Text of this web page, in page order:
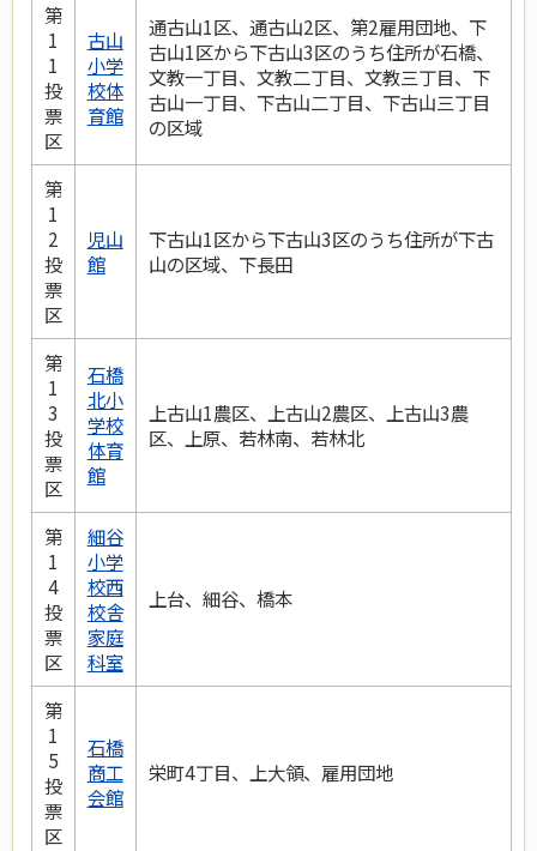
第
1
1
投
票
区
古山
小学
校体
育館
通古山1区、通古山2区、第2雇用団地、下
古山1区から下古山3区のうち住所が石橋、
文教一丁目、文教二丁目、文教三丁目、下
古山一丁目、下古山二丁目、下古山三丁目
の区域
第
1
2
投
票
区
児山
館
下古山1区から下古山3区のうち住所が下古
山の区域、下長田
第
1
3
投
票
区
石橋
北小
学校
体育
館
上古山1農区、上古山2農区、上古山3農
区、上原、若林南、若林北
第
1
4
投
票
区
細谷
小学
校西
校舎
家庭
科室
上台、細谷、橋本
第
1
5
投
票
区
石橋
商工
会館
栄町4丁目、上大領、雇用団地